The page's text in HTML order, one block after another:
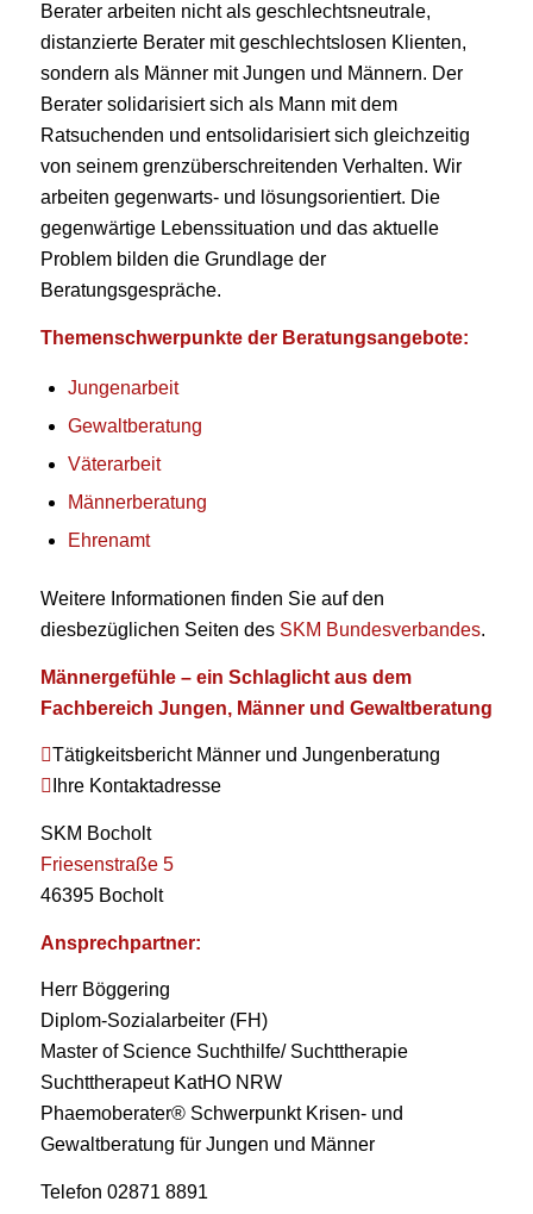
Berater arbeiten nicht als geschlechtsneutrale,
distanzierte Berater mit geschlechtslosen Klienten,
sondern als Männer mit Jungen und Männern. Der
Berater solidarisiert sich als Mann mit dem
Ratsuchenden und entsolidarisiert sich gleichzeitig
von seinem grenzüberschreitenden Verhalten. Wir
arbeiten gegenwarts- und lösungsorientiert. Die
gegenwärtige Lebenssituation und das aktuelle
Problem bilden die Grundlage der
Beratungsgespräche.
Themenschwerpunkte der Beratungsangebote:
Jungenarbeit
Gewaltberatung
Väterarbeit
Männerberatung
Ehrenamt
Weitere Informationen finden Sie auf den
diesbezüglichen Seiten des SKM Bundesverbandes.
Männergefühle – ein Schlaglicht aus dem
Fachbereich Jungen, Männer und Gewaltberatung
Tätigkeitsbericht Männer und Jungenberatung
Ihre Kontaktadresse
SKM Bocholt
Friesenstraße 5
46395 Bocholt
Ansprechpartner:
Herr Böggering
Diplom-Sozialarbeiter (FH)
Master of Science Suchthilfe/ Suchttherapie
Suchttherapeut KatHO NRW
Phaemoberater® Schwerpunkt Krisen- und
Gewaltberatung für Jungen und Männer
Telefon 02871 8891